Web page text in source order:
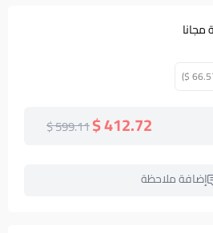
412.72 $
599.11 $
إضافة ملاحظة